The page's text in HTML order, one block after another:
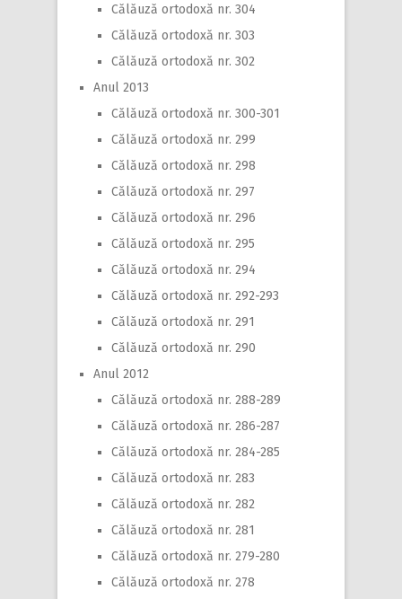
Călăuză ortodoxă nr. 304
Călăuză ortodoxă nr. 303
Călăuză ortodoxă nr. 302
Anul 2013
Călăuză ortodoxă nr. 300-301
Călăuză ortodoxă nr. 299
Călăuză ortodoxă nr. 298
Călăuză ortodoxă nr. 297
Călăuză ortodoxă nr. 296
Călăuză ortodoxă nr. 295
Călăuză ortodoxă nr. 294
Călăuză ortodoxă nr. 292-293
Călăuză ortodoxă nr. 291
Călăuză ortodoxă nr. 290
Anul 2012
Călăuză ortodoxă nr. 288-289
Călăuză ortodoxă nr. 286-287
Călăuză ortodoxă nr. 284-285
Călăuză ortodoxă nr. 283
Călăuză ortodoxă nr. 282
Călăuză ortodoxă nr. 281
Călăuză ortodoxă nr. 279-280
Călăuză ortodoxă nr. 278